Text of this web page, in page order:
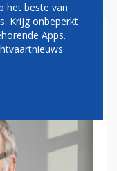
het beste van
Krijg onbeperkt
Apps.